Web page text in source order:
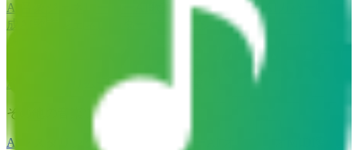
AI音楽ジェネレーター AI歌詞ジェネレーター
成
AIミュージックビデオ
AIボーカルリムーバーAI 音源分離
その他の音楽ツール
AIマスタリングAI MIDIエディター